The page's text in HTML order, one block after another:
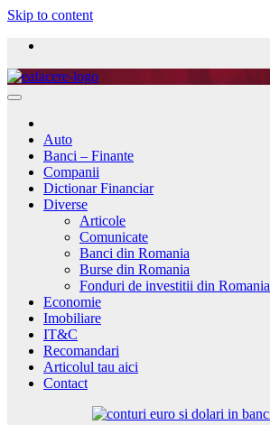
Skip to content
Auto
Banci – Finante
Companii
Dictionar Financiar
Diverse
Articole
Comunicate
Banci din Romania
Burse din Romania
Fonduri de investitii din Romania
Economie
Imobiliare
IT&C
Recomandari
Articolul tau aici
Contact